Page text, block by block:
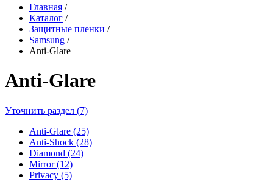
Главная /
Каталог /
Защитные пленки /
Samsung /
Anti-Glare
Anti-Glare
Уточнить раздел (7)
Anti-Glare (25)
Anti-Shock (28)
Diamond (24)
Mirror (12)
Privacy (5)